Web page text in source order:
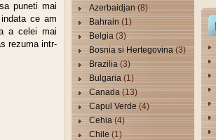
puneti mai
ce am
a celei mai
rezuma intr-
Azerbaidjan (8)
Bahrain (1)
Belgia (3)
Bosnia si Hertegovina (3)
Brazilia (3)
Bulgaria (1)
Canada (13)
Capul Verde (4)
Cehia (4)
Chile (1)